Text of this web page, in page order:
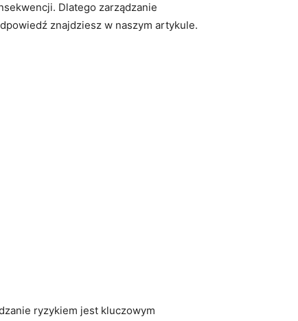
Dlatego zarządzanie
‍znajdziesz w naszym​ artykule.
ryzykiem jest kluczowym